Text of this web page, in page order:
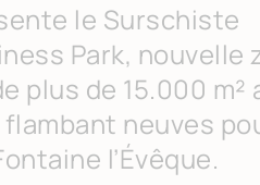
le Surschiste
Park, nouvelle
plus de 15.000 m²
neuves
l’Évêque.